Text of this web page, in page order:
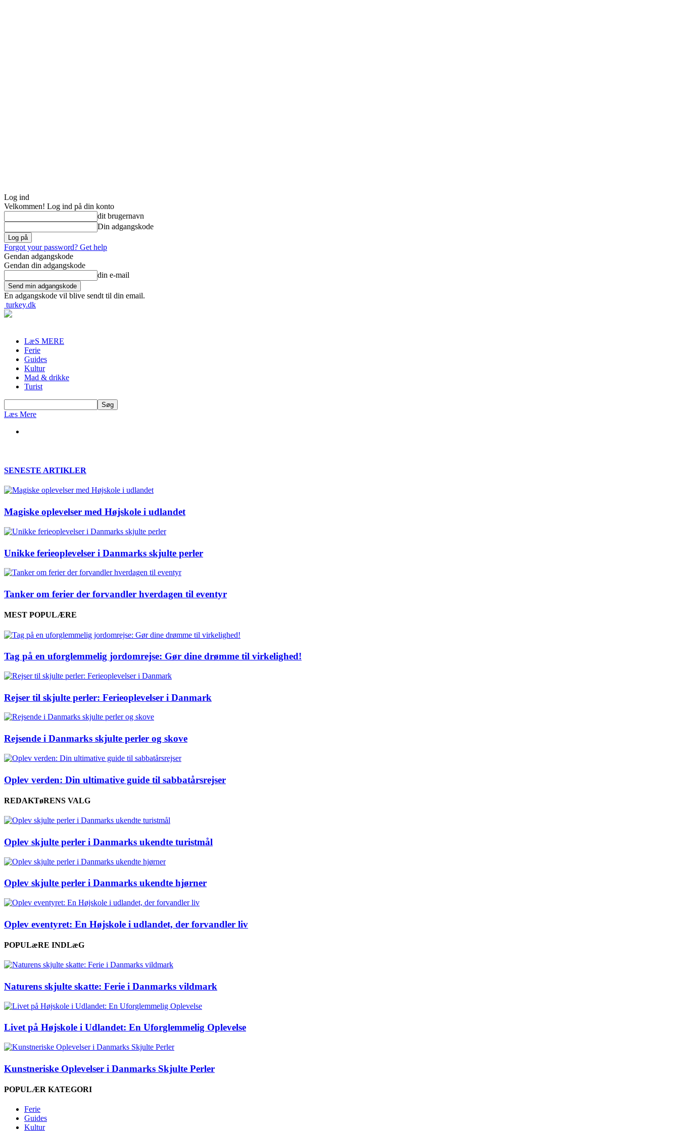
Log ind
Velkommen! Log ind på din konto
dit brugernavn
Din adgangskode
Forgot your password? Get help
Gendan adgangskode
Gendan din adgangskode
din e-mail
En adgangskode vil blive sendt til din email.
turkey.dk
LæS MERE
Ferie
Guides
Kultur
Mad & drikke
Turist
Læs Mere
SENESTE ARTIKLER
Magiske oplevelser med Højskole i udlandet
Unikke ferieoplevelser i Danmarks skjulte perler
Tanker om ferier der forvandler hverdagen til eventyr
MEST POPULÆRE
Tag på en uforglemmelig jordomrejse: Gør dine drømme til virkelighed!
Rejser til skjulte perler: Ferieoplevelser i Danmark
Rejsende i Danmarks skjulte perler og skove
Oplev verden: Din ultimative guide til sabbatårsrejser
REDAKTøRENS VALG
Oplev skjulte perler i Danmarks ukendte turistmål
Oplev skjulte perler i Danmarks ukendte hjørner
Oplev eventyret: En Højskole i udlandet, der forvandler liv
POPULæRE INDLæG
Naturens skjulte skatte: Ferie i Danmarks vildmark
Livet på Højskole i Udlandet: En Uforglemmelig Oplevelse
Kunstneriske Oplevelser i Danmarks Skjulte Perler
POPULÆR KATEGORI
Ferie
Guides
Kultur